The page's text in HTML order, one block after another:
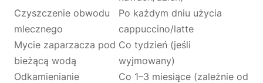
Czyszczenie obwodu
mlecznego
Po każdym dniu użycia
cappuccino/latte
Mycie zaparzacza pod
bieżącą wodą
Co tydzień (jeśli
wyjmowany)
Odkamienianie
Co 1–3 miesiące (zależnie od